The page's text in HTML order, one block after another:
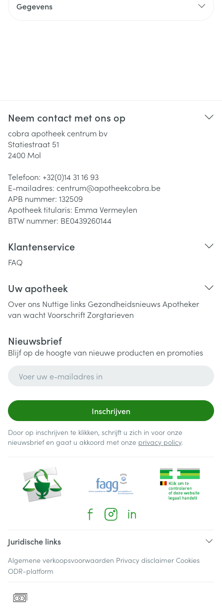
Gegevens
Neem contact met ons op
cobra apotheek centrum bv
Statiestraat 51
2400 Mol
Telefoon: +32(0)14 31 16 93
E-mailadres: centrum@apotheekcobra.be
APB nummer: 132509
Apotheek titularis: Emma Vermeylen
BTW nummer: BE0439260144
Klantenservice
FAQ
Uw apotheek
Over ons Nuttige links Gezondheidsnieuws Apotheker
van wachtVoorschriftZorgtarieven
Nieuwsbrief
Blijf op de hoogte van nieuwe producten en promoties
Inschrijven
Door op inschrijven te klikken, schrijft u zich in voor onze
nieuwsbrief en gaat u akkoord met onze privacy policy.
Juridische links
Algemene verkoopsvoorwaarden Privacy disclaimer Cookies
ODR-platform